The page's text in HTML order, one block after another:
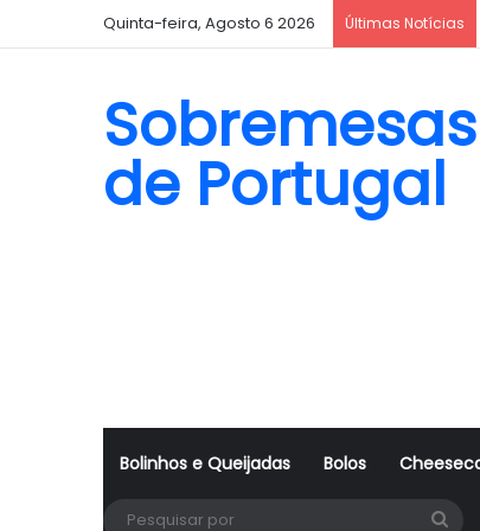
Quinta-feira, Agosto 6 2026 Últimas Notícias
Sobremesas
de Portugal
Bolinhos e Queijadas Bolos